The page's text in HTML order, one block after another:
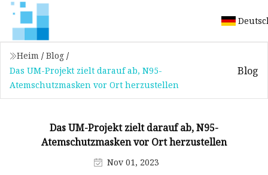
Heim / Blog /
Das UM-Projekt zielt darauf ab, N95-
Atemschutzmasken vor Ort herzustellen
Blog
Das UM-Projekt zielt darauf ab, N95-
Atemschutzmasken vor Ort herzustellen
Nov 01, 2023